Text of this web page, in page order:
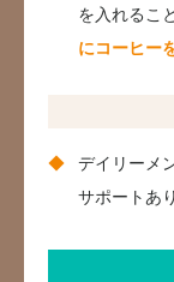
を入れるこ
にコーヒー
デイリーメ
サポートあ